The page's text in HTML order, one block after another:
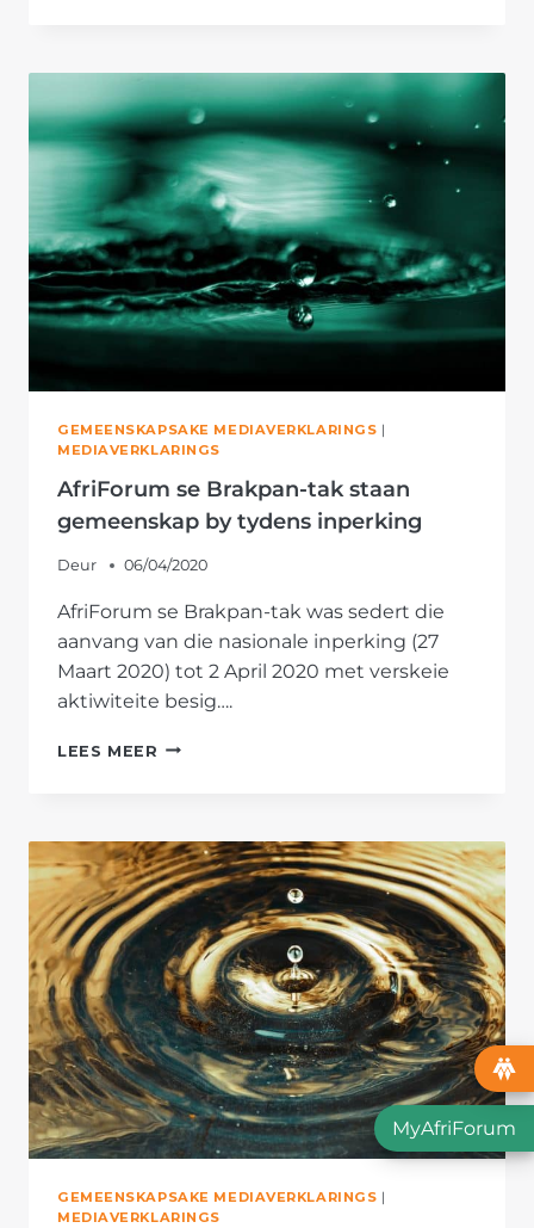
ONDERSTEUN
BEJAARDES
TYDENS
INPERKING
GEMEENSKAPSAKE MEDIAVERKLARINGS |
MEDIAVERKLARINGS
AfriForum se Brakpan-tak staan
gemeenskap by tydens inperking
Deur 06/04/2020
AfriForum se Brakpan-tak was sedert die
aanvang van die nasionale inperking (27
Maart 2020) tot 2 April 2020 met verskeie
aktiwiteite besig….
LEES MEER AFRIFORUM
STAAN
GEMEENSKAP
BY
TYDENS
INPERKING
GEMEENSKAPSAKE MEDIAVERKLARINGS |
MEDIAVERKLARINGS
MyAfriForum